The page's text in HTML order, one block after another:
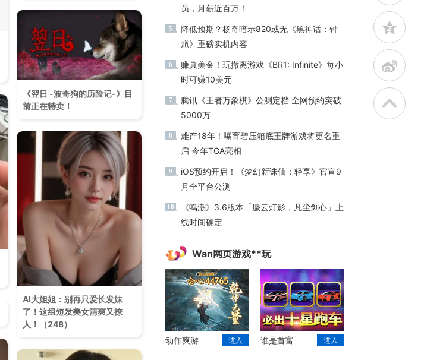
《翌日 -波奇狗的历险记-》目
前正在特卖！
AI大姐姐：别再只爱长发妹
了！这组短发美女清爽又撩
人！（248）
员，月薪近百万！
5
降低预期？杨奇暗示820或无《黑神话：钟
馗》重磅实机内容
6
赚真美金！玩撤离游戏《BR1: Infinite》每小
时可赚10美元
7
腾讯《王者万象棋》公测定档 全网预约突破
5000万
8
难产18年！曝育碧压箱底王牌游戏将更名重
启 今年TGA亮相
9
iOS预约开启！《梦幻新诛仙：轻享》官宣9
月全平台公测
10
《鸣潮》3.6版本「蜃云灯影，凡尘剑心」上
线时间确定
Wan网页游戏**玩
动作爽游 进入 谁是首富 进入
z
t